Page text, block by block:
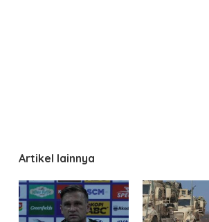
Artikel lainnya